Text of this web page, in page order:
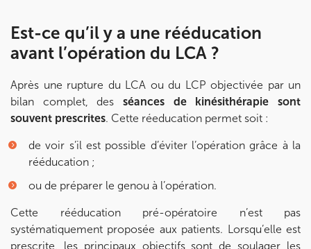
Est-ce qu’il y a une rééducation
avant l’opération du LCA ?
Après une rupture du LCA ou du LCP objectivée par un
bilan complet, des séances de kinésithérapie sont
souvent prescrites. Cette réeducation permet soit :
de voir s’il est possible d’éviter l’opération grâce à la
rééducation ;
ou de préparer le genou à l’opération.
Cette rééducation pré-opératoire n’est pas
systématiquement proposée aux patients. Lorsqu’elle est
prescrite, les principaux objectifs sont de soulager les